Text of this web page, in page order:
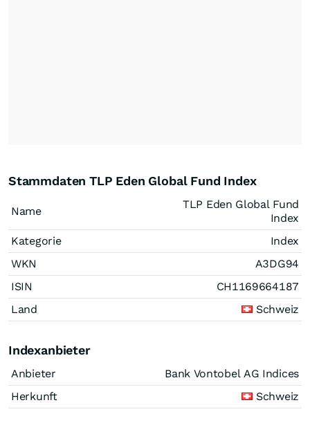
Stammdaten TLP Eden Global Fund Index
Name
TLP Eden Global Fund
Index
Kategorie
Index
WKN
A3DG94
ISIN
CH1169664187
Land
Schweiz
Indexanbieter
Anbieter
Bank Vontobel AG Indices
Herkunft
Schweiz